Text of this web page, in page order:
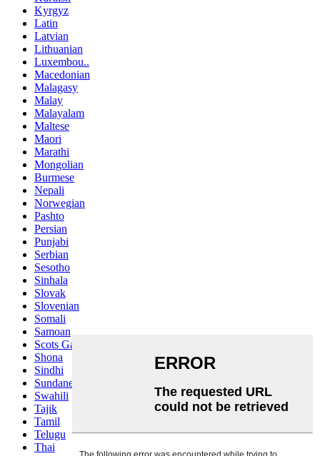
Kyrgyz
Latin
Latvian
Lithuanian
Luxembou..
Macedonian
Malagasy
Malay
Malayalam
Maltese
Maori
Marathi
Mongolian
Burmese
Nepali
Norwegian
Pashto
Persian
Punjabi
Serbian
Sesotho
Sinhala
Slovak
Slovenian
Somali
Samoan
Scots Gaelic
Shona
Sindhi
Sundanese
Swahili
Tajik
Tamil
Telugu
Thai